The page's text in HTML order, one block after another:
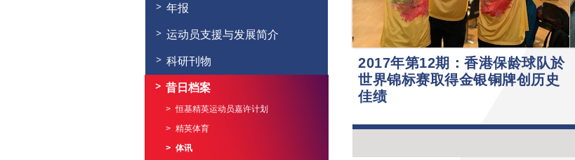
年报
运动员支援与发展简介
科研刊物
昔日档案
恒基精英运动员嘉许计划
精英体育
体讯
2017年第12期：香港保龄球队於
世界锦标赛取得金银铜牌创历史
佳绩